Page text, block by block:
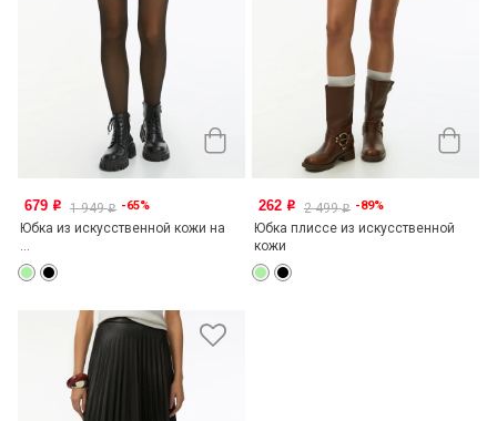
679 o 1 949o -65%
Юбка из искусственной кожи на
262 o 2 499o -89%
Юбка плиссе из искусственной
кожи